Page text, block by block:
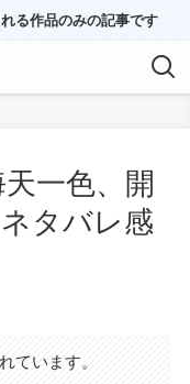
る作品のみの記事です
一色、開
タバレ感
ています。